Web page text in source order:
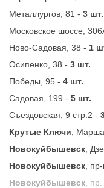
Металлургов, 81 - 3 шт.
Московское шоссе,
Ново-Садовая, 38 - 1
Осипенко, 38 - 3 шт.
Победы, 95 - 4 шт.
Садовая, 199 - 5 шт.
Съездовская, 9 стр.2 -
Крутые Ключи ,
Новокуйбышевск ,
Новокуйбышевск ,
Новокуйбышевск ,